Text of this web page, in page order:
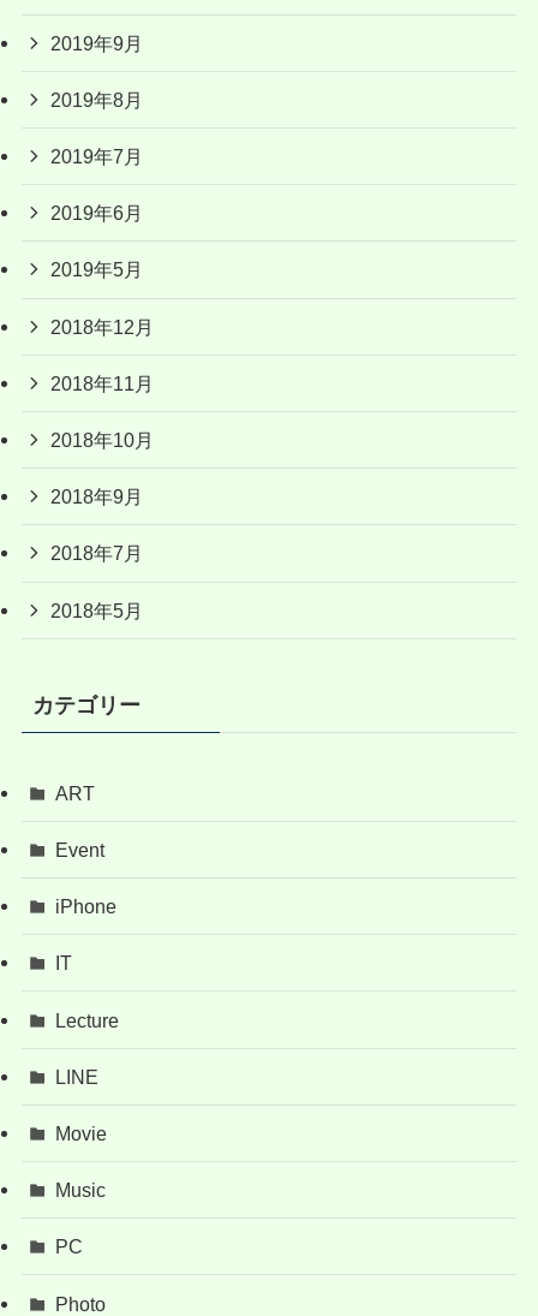
2019年9月
2019年8月
2019年7月
2019年6月
2019年5月
2018年12月
2018年11月
2018年10月
2018年9月
2018年7月
2018年5月
カテゴリー
ART
Event
iPhone
IT
Lecture
LINE
Movie
Music
PC
Photo